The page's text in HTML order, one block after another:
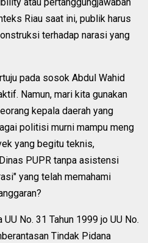
Riau saat ini, publik harus
terhadap narasi yang
pada sosok Abdul Wahid
Namun, mari kita gunakan
kepala daerah yang
politisi murni mampu meng
yang begitu teknis,
PUPR tanpa asistensi
yang telah memahami
No. 31 Tahun 1999 jo UU No.
Tindak Pidana